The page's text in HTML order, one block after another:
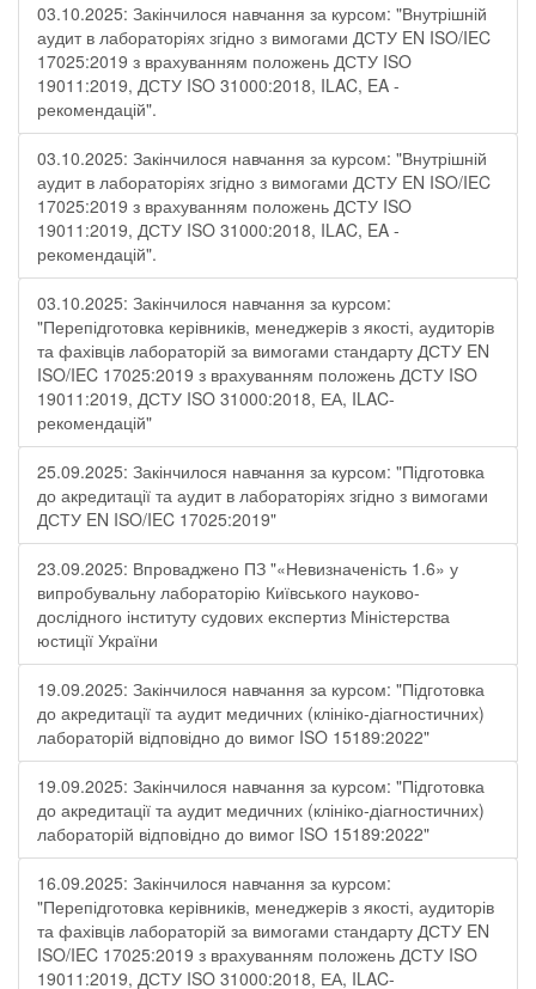
03.10.2025: Закінчилося навчання за курсом: "Внутрішній
аудит в лабораторіях згідно з вимогами ДСТУ EN ISO/IEC
17025:2019 з врахуванням положень ДСТУ ISO
19011:2019, ДСТУ ISO 31000:2018, ILAC, EA -
рекомендацій".
03.10.2025: Закінчилося навчання за курсом: "Внутрішній
аудит в лабораторіях згідно з вимогами ДСТУ EN ISO/IEC
17025:2019 з врахуванням положень ДСТУ ISO
19011:2019, ДСТУ ISO 31000:2018, ILAC, EA -
рекомендацій".
03.10.2025: Закінчилося навчання за курсом:
"Перепідготовка керівників, менеджерів з якості, аудиторів
та фахівців лабораторій за вимогами стандарту ДСТУ EN
ISO/IEC 17025:2019 з врахуванням положень ДСТУ ISO
19011:2019, ДСТУ ISO 31000:2018, ЕА, ILAC-
рекомендацій"
25.09.2025: Закінчилося навчання за курсом: "Підготовка
до акредитації та аудит в лабораторіях згідно з вимогами
ДСТУ EN ISO/IEC 17025:2019"
23.09.2025: Впроваджено ПЗ "«Невизначеність 1.6» у
випробувальну лабораторію Київського науково-
дослідного інституту судових експертиз Міністерства
юстиції України
19.09.2025: Закінчилося навчання за курсом: "Підготовка
до акредитації та аудит медичних (клініко-діагностичних)
лабораторій відповідно до вимог ISO 15189:2022"
19.09.2025: Закінчилося навчання за курсом: "Підготовка
до акредитації та аудит медичних (клініко-діагностичних)
лабораторій відповідно до вимог ISO 15189:2022"
16.09.2025: Закінчилося навчання за курсом:
"Перепідготовка керівників, менеджерів з якості, аудиторів
та фахівців лабораторій за вимогами стандарту ДСТУ EN
ISO/IEC 17025:2019 з врахуванням положень ДСТУ ISO
19011:2019, ДСТУ ISO 31000:2018, ЕА, ILAC-